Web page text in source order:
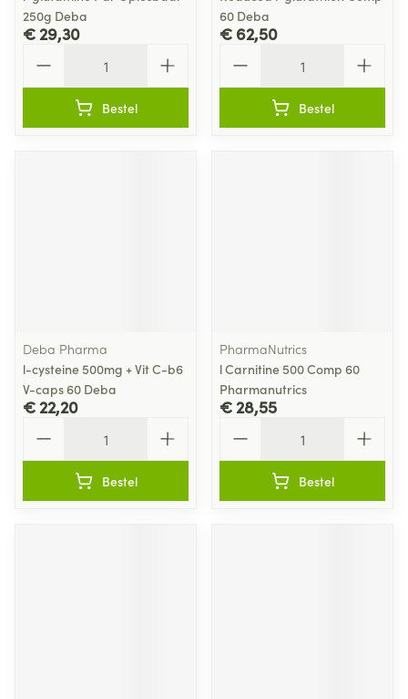
250g Deba
€ 29,30
Bestel
60 Deba
€ 62,50
Bestel
Deba Pharma
l-cysteine 500mg + Vit C-b6
V-caps 60 Deba
€ 22,20
Bestel
PharmaNutrics
l Carnitine 500 Comp 60
Pharmanutrics
€ 28,55
Bestel